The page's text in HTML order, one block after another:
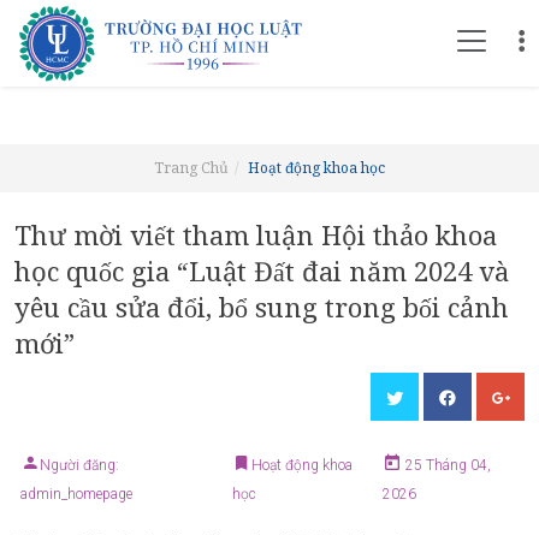
Trang Chủ Hoạt động khoa học
Thư mời viết tham luận Hội thảo khoa
học quốc gia “Luật Đất đai năm 2024 và
yêu cầu sửa đổi, bổ sung trong bối cảnh
mới”
Người đăng:
admin_homepage
Hoạt động khoa
học
25 Tháng 04,
2026